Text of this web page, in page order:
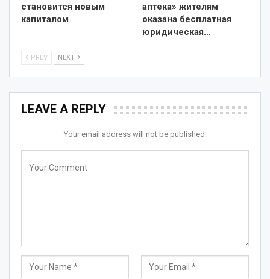
становится новым
капиталом
аптека» жителям
оказана бесплатная
юридическая…
PREV NEXT
LEAVE A REPLY
Your email address will not be published.